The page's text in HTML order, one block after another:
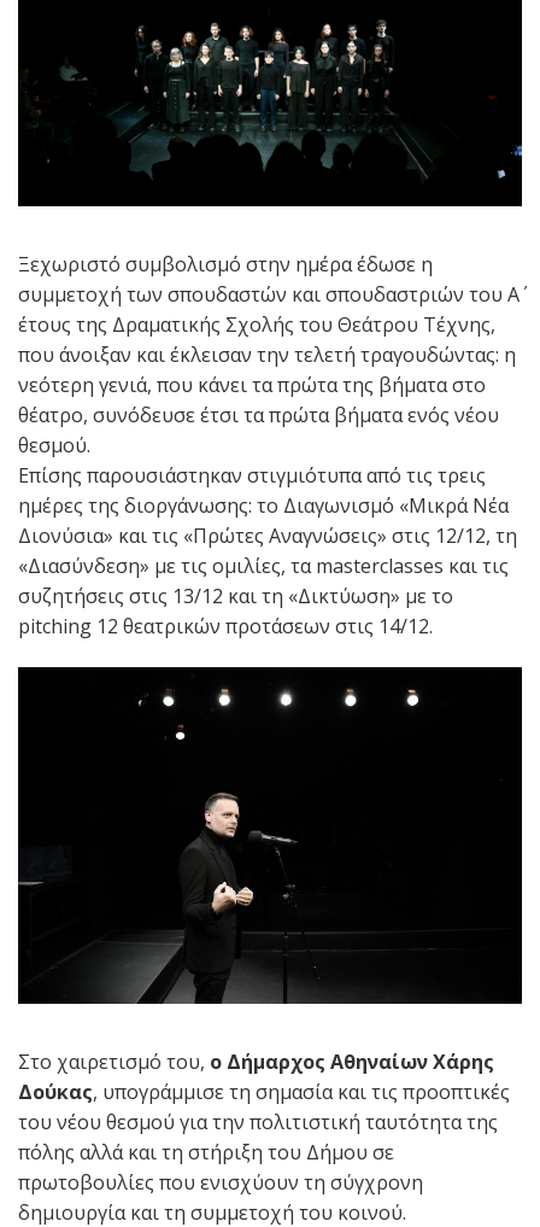
Ξεχωριστό συμβολισμό στην ημέρα έδωσε η
συμμετοχή των σπουδαστών και σπουδαστριών του Α΄
έτους της Δραματικής Σχολής του Θεάτρου Τέχνης,
που άνοιξαν και έκλεισαν την τελετή τραγουδώντας: η
νεότερη γενιά, που κάνει τα πρώτα της βήματα στο
θέατρο, συνόδευσε έτσι τα πρώτα βήματα ενός νέου
θεσμού.
Επίσης παρουσιάστηκαν στιγμιότυπα από τις τρεις
ημέρες της διοργάνωσης: το Διαγωνισμό «Μικρά Νέα
Διονύσια» και τις «Πρώτες Αναγνώσεις» στις 12/12, τη
«Διασύνδεση» με τις ομιλίες, τα masterclasses και τις
συζητήσεις στις 13/12 και τη «Δικτύωση» με το
pitching 12 θεατρικών προτάσεων στις 14/12.
Στο χαιρετισμό του, ο Δήμαρχος Αθηναίων Χάρης
Δούκας, υπογράμμισε τη σημασία και τις προοπτικές
του νέου θεσμού για την πολιτιστική ταυτότητα της
πόλης αλλά και τη στήριξη του Δήμου σε
πρωτοβουλίες που ενισχύουν τη σύγχρονη
δημιουργία και τη συμμετοχή του κοινού.